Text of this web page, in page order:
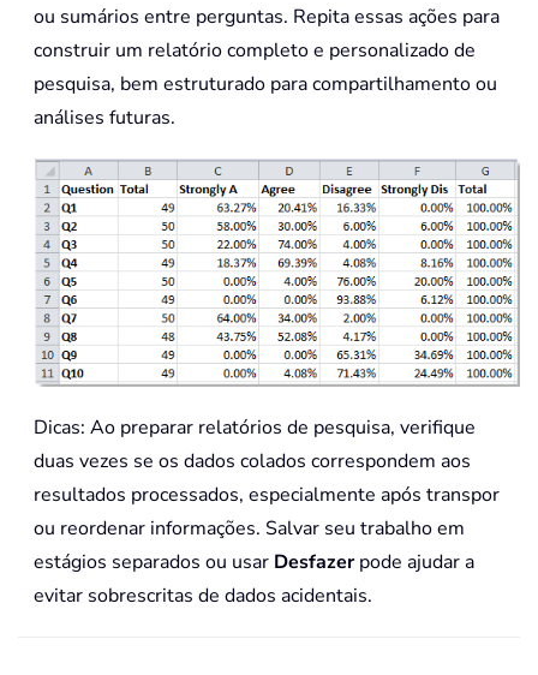
ou sumários entre perguntas. Repita essas ações para
construir um relatório completo e personalizado de
pesquisa, bem estruturado para compartilhamento ou
análises futuras.
Dicas: Ao preparar relatórios de pesquisa, verifique
duas vezes se os dados colados correspondem aos
resultados processados, especialmente após transpor
ou reordenar informações. Salvar seu trabalho em
estágios separados ou usar Desfazerpode ajudar a
evitar sobrescritas de dados acidentais.